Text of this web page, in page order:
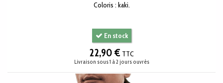
Coloris : kaki.
En stock
22,90 € TTC
Livraison sous 1 à 2 jours ouvrés